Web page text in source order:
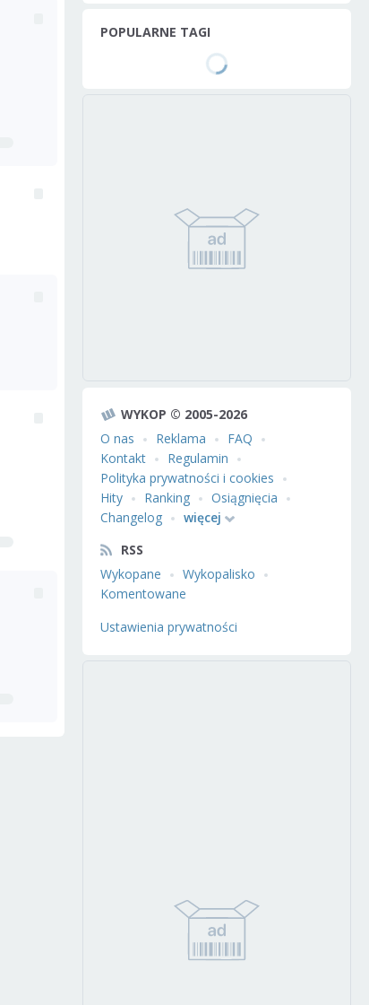
POPULARNE TAGI
WYKOP © 2005-2026
O nas
Reklama
FAQ
Kontakt
Regulamin
Polityka prywatności i cookies
Hity
Ranking
Osiągnięcia
Changelog
więcej
RSS
Wykopane
Wykopalisko
Komentowane
Ustawienia prywatności